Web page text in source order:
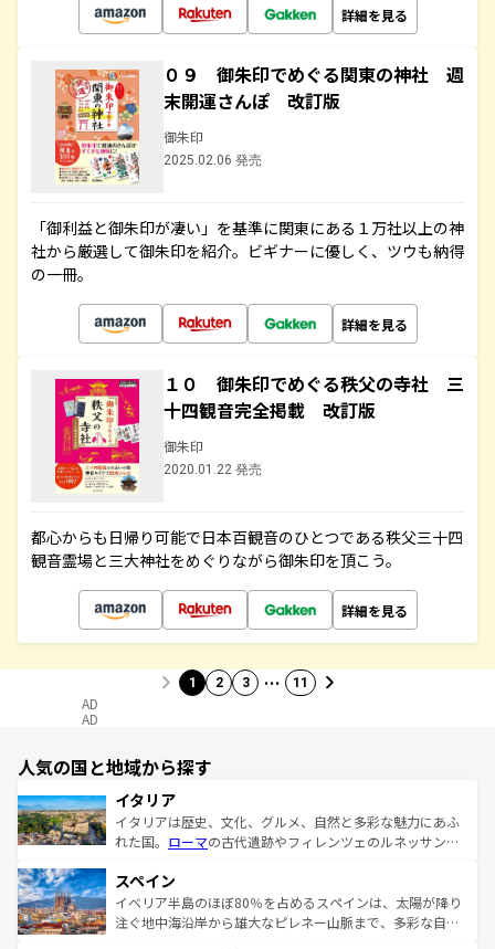
詳細を見る
０９ 御朱印でめぐる関東の神社 週
末開運さんぽ 改訂版
御朱印
2025.02.06 発売
「御利益と御朱印が凄い」を基準に関東にある１万社以上の神
社から厳選して御朱印を紹介。ビギナーに優しく、ツウも納得
の一冊。
詳細を見る
１０ 御朱印でめぐる秩父の寺社 三
十四観音完全掲載 改訂版
御朱印
2020.01.22 発売
都心からも日帰り可能で日本百観音のひとつである秩父三十四
観音霊場と三大神社をめぐりながら御朱印を頂こう。
詳細を見る
1 2 3 … 11
AD
AD
人気の国と地域から探す
イタリア
イタリアは歴史、文化、グルメ、自然と多彩な魅力にあふ
れた国。 ローマの古代遺跡やフィレンツェのルネッサンス
ろん、トスカーナの美しい田園風景やアマルフィ海岸の絶
景など、自然景観も見逃せない。観光の合間には、本場の
ピザやパスタなど、絶品のイタリア料理を堪能することも
スペイン
イベリア半島のほぼ80％を占めるスペインは、太陽が降り
注ぐ地中海沿岸から雄大なピレネー山脈まで、多彩な自然